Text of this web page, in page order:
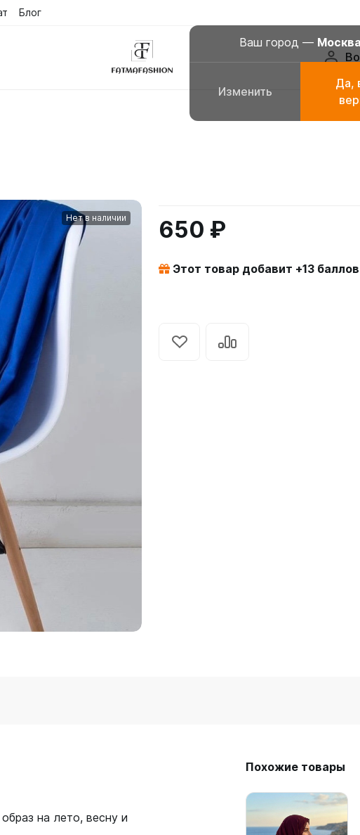
Блог
Ваш город — Москва
Изменить
Да,
платья
платья
Платья для молитвы, намаза
Нет в наличии 650 ₽
Этот товар добавит +13баллов
на лето, весну и
Похожие товары